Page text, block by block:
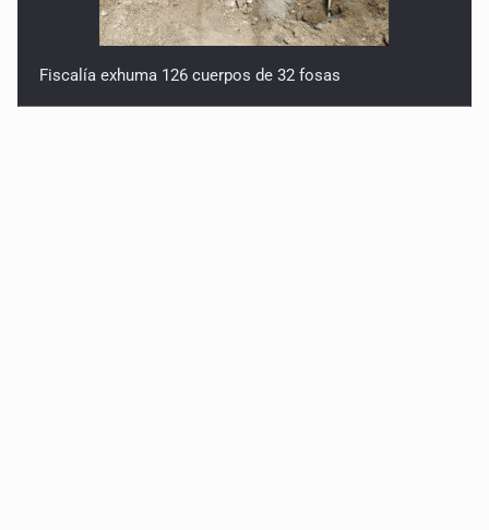
Fiscalía exhuma 126 cuerpos de 32 fosas